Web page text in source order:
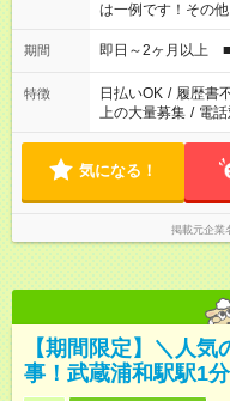
は一例です！その
期間 即日～2ヶ月以上 ■
特徴 日払いOK / 履歴書
上の大量募集 / 電
気になる！
掲載元企業
【期間限定】＼人
事！武蔵浦和駅駅1分